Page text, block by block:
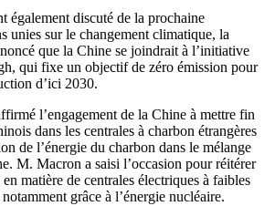
également discuté de la prochaine
unies sur le changement climatique, la
que la Chine se joindrait à l’initiative
qui fixe un objectif de zéro émission pour
d’ici 2030.
l’engagement de la Chine à mettre fin
dans les centrales à charbon étrangères
de l’énergie du charbon dans le mélange
M. Macron a saisi l’occasion pour réitérer
matière de centrales électriques à faibles
grâce à l’énergie nucléaire.